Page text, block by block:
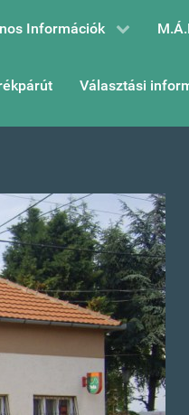
Információk
Választási